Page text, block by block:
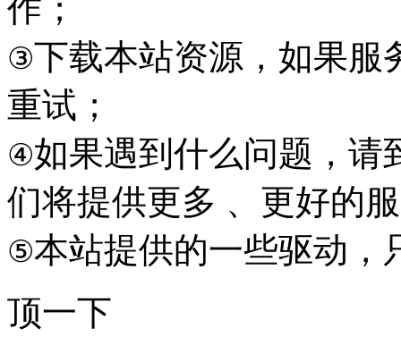
作；
③下载本站资源，如果服
重试；
④如果遇到什么问题，请
们将提供更多 、更好的
⑤本站提供的一些驱动，
顶一下